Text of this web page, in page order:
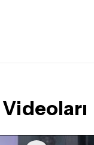
Videoları